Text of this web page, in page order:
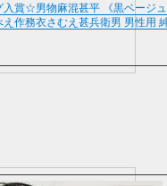
賞☆男物麻混甚平 《黒ベージュ
作務衣さむえ甚兵衛男 男性用